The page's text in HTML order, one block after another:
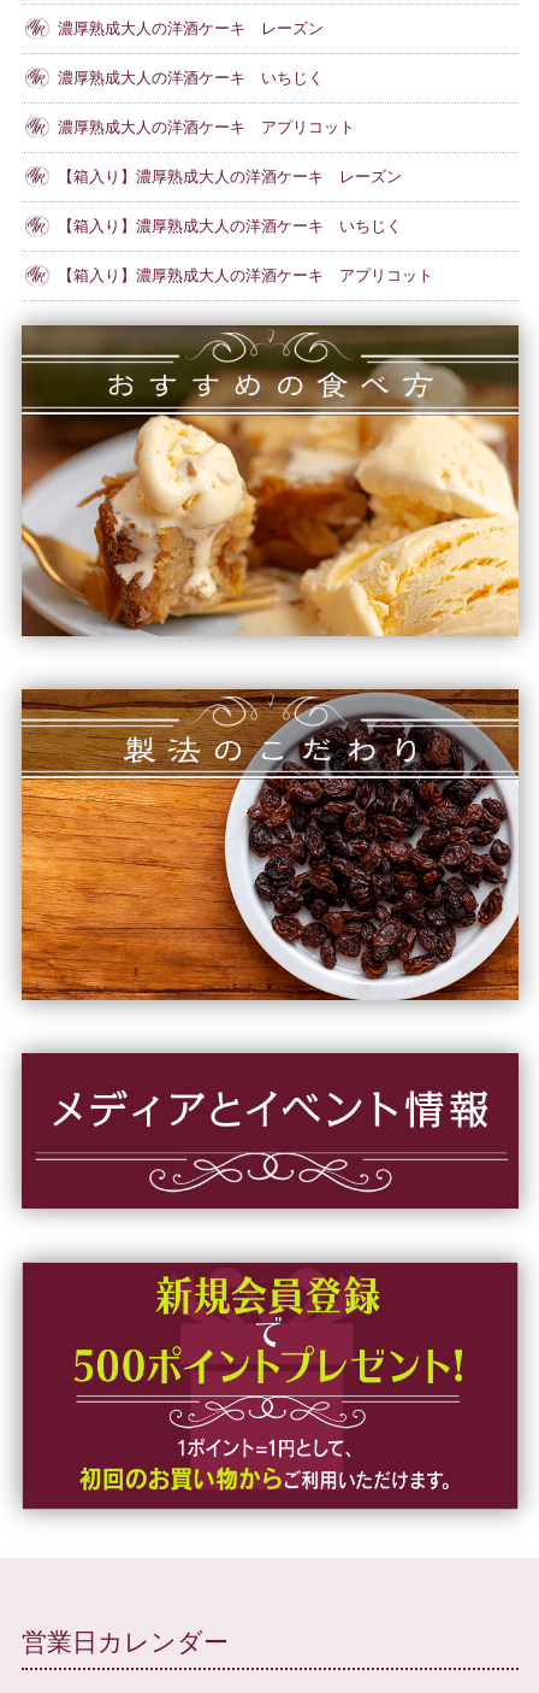
濃厚熟成大人の洋酒ケーキ レーズン
濃厚熟成大人の洋酒ケーキ いちじく
濃厚熟成大人の洋酒ケーキ アプリコット
【箱入り】濃厚熟成大人の洋酒ケーキ レーズン
【箱入り】濃厚熟成大人の洋酒ケーキ いちじく
【箱入り】濃厚熟成大人の洋酒ケーキ アプリコット
営業日カレンダー